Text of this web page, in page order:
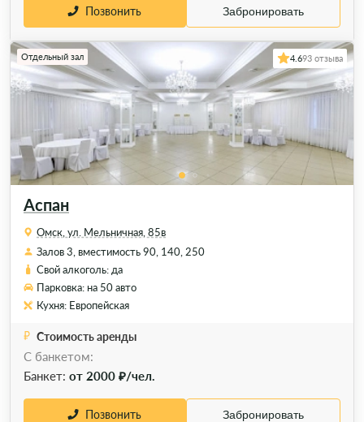
Позвонить Забронировать
Аспан
Отдельный зал 4.693 отзыва
Омск, ул. Мельничная, 85в
Залов 3, вместимость 90, 140, 250
Свой алкоголь: да
Парковка: на 50 авто
Кухня: Европейская
Стоимость аренды
С банкетом:
Банкет: от 2000 ₽/чел.
Позвонить Забронировать